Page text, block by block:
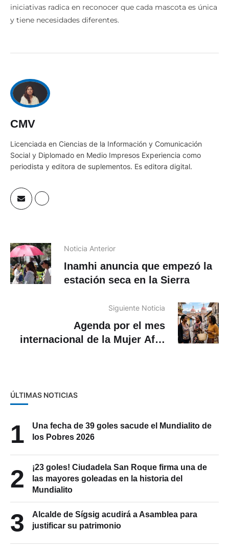
pet friendly. Sin embargo, el verdadero éxito de estas
iniciativas radica en reconocer que cada mascota es única
Licenciada en Ciencias de la Información y Comunicación
Social y Diplomado en Medio Impresos Experiencia como
Inamhi anuncia que empezó la
Agenda por el mes
ÚLTIMAS NOTICIAS
1
Una fecha de 39 goles sacude el Mundialito de
2
¡23 goles! Ciudadela San Roque firma una de
las mayores goleadas en la historia del
Mundialito
3
Alcalde de Sígsig acudirá a Asamblea para